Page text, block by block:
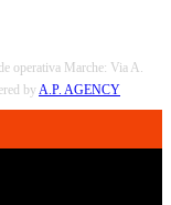
operativa Marche: Via A.
by A.P. AGENCY